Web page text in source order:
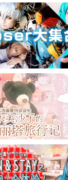
菜单试的试吃之旅 in 福冈
食主义・素食主义者的菜